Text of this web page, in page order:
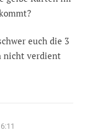
euch die 3
nicht verdient